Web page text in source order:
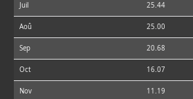
Juil 25.44
Aoû 25.00
Sep 20.68
Oct 16.07
Nov 11.19